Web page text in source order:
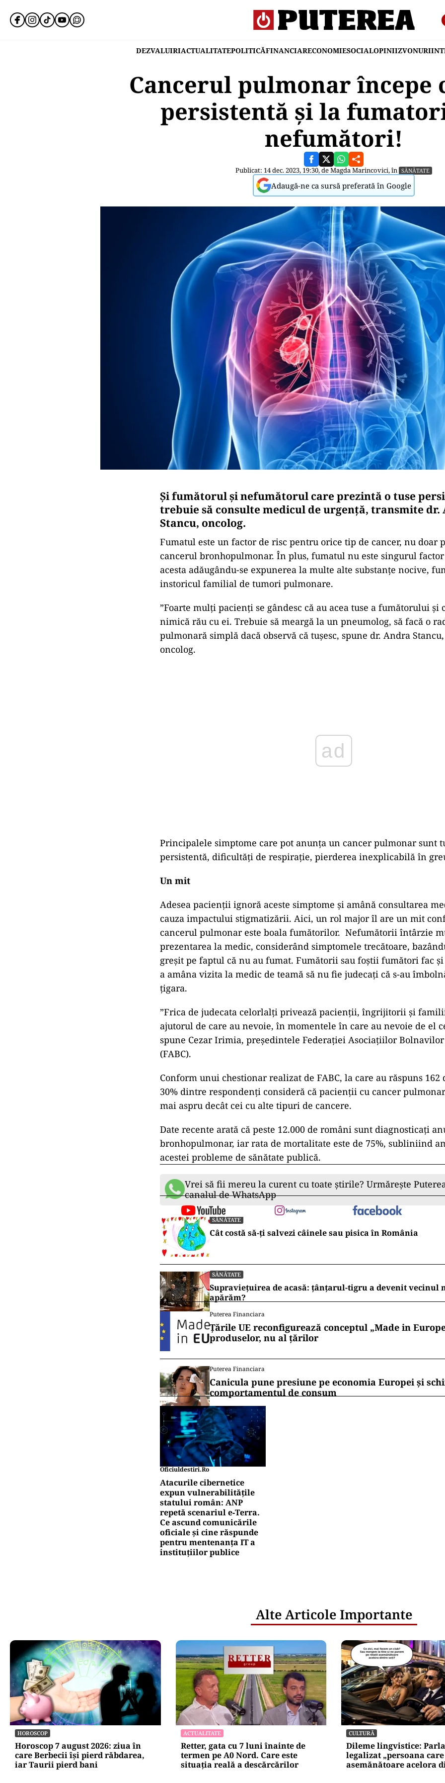
DEZVALUIRIACTUALITATEPOLITICĂFINANCIARECONOMIESOCIALOPINIIZVONURI
Cancerul pulmonar începe
persistentă și la
nefumători!
Publicat: 14 dec. 2023, 19:30, deMagda Marincovici, în SĂNĂTATE
Adaugă-ne ca sursă preferată în Google
Și fumătorul și nefumătorul care prezintă o tuse
trebuie să consulte medicul de urgență, transmite dr.
Stancu, oncolog.
Fumatul este un factor de risc pentru orice tip de cancer, nu doar
cancerul bronhopulmonar. În plus, fumatul nu este singurul
acesta adăugându-se expunerea la multe alte substanțe nocive,
instoricul familial de tumori pulmonare.
”Foarte mulți pacienți se gândesc că au acea tuse a fumătorului și
nimică rău cu ei. Trebuie să meargă la un pneumolog, să facă o
pulmonară simplă dacă observă că tușesc, spune dr. Andra
oncolog.
ad
Principalele simptome care pot anunța un cancer pulmonar sunt
persistentă, dificultăți de respirație, pierderea inexplicabilă în
Un mit
Adesea pacienții ignoră aceste simptome și amână consultarea
cauza impactului stigmatizării. Aici, un rol major îl are un mit
cancerul pulmonar este boala fumătorilor. Nefumătorii întârzie
prezentarea la medic, considerând simptomele trecătoare,
greșit pe faptul că nu au fumat. Fumătorii sau foștii fumători fac și
a amâna vizita la medic de teamă să nu fie judecați că s-au
țigara.
”Frica de judecata celorlalți privează pacienții, îngrijitorii și
ajutorul de care au nevoie, în momentele în care au nevoie de el
spune Cezar Irimia, președintele Federației Asociațiilor Bolnavilor
(FABC).
Conform unui chestionar realizat de FABC, la care au răspuns 162
30% dintre respondenți consideră că pacienții cu cancer
mai aspru decât cei cu alte tipuri de cancere.
Date recente arată că peste 12.000 de români sunt diagnosticați
bronhopulmonar, iar rata de mortalitate este de 75%, subliniind
acestei probleme de sănătate publică.
Vrei să fii mereu la curent cu toate știrile? Urmărește
canalul de WhatsApp
SĂNĂTATE
Cât costă să-ți salvezi câinele sau pisica în România
SĂNĂTATE
Supraviețuirea de acasă: țânțarul-tigru a devenit vecinul
apărăm?
Puterea Financiara
Țările UE reconfigurează conceptul „Made in
produselor, nu al țărilor
Puterea Financiara
Canicula pune presiune pe economia Europei și
comportamentul de consum
Oficiuldestiri.ro
Atacurile cibernetice
expun vulnerabilitățile
statului român: ANP
repetă scenariul e‑Terra.
Ce ascund comunicările
oficiale și cine răspunde
pentru mentenanța IT a
instituțiilor publice
Alte Articole Importante
HOROSCOP
Horoscop 7 august 2026: ziua în
care Berbecii își pierd răbdarea,
iar Taurii pierd bani
ACTUALITATE
Retter, gata cu 7 luni înainte de
termen pe A0 Nord. Care este
situația reală a descărcărilor
CULTURĂ
Dileme lingvistice:
legalizat „persoana
asemănătoare acelora